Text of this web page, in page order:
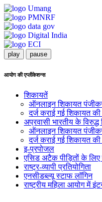
play pause
आयोग की एप्लीकेशन्स
शिकायतें
ऑनलाइन शिकायत
दर्ज कराई गई शिकायत
अप्रवासी भारतीय के
ऑनलाइन शिकायत
दर्ज कराई गई शिकायत
इ-प्रपोजल
एसिड अटैक पीड़ितों के
राष्ट्र-व्यापी प्रतियोगिता
एनसीडब्ल्यू स्टाफ लॉगिन
राष्ट्रीय महिला आयोग में